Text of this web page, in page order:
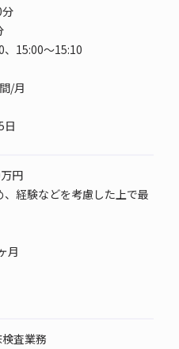
、15:00～15:10
/月
日
円
経験などを考慮した上で最
月
査業務